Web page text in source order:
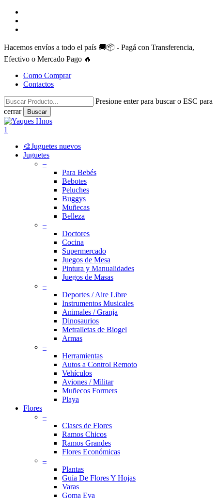
Skip
main
Hacemos envíos a todo el país 🚚📦 - Pagá con Transferencia,
Efectivo o Mercado Pago 🔥
Como Comprar
Contactos
Presione enter para buscar o ESC para
cerrar
Buscar
Close
Search
search
account
1
🎨Juguetes nuevos
Juguetes
–
Para Bebés
Bebotes
Peluches
Buggys
Muñecas
Belleza
–
Doctores
Cocina
Supermercado
Juegos de Mesa
Pintura y Manualidades
Juegos de Masas
–
Deportes / Aire Libre
Instrumentos Musicales
Animales / Granja
Dinosaurios
Metralletas de Biogel
Armas
–
Herramientas
Autos a Control Remoto
Vehículos
Aviones / Militar
Muñecos Formers
Playa
Flores
–
Clases de Flores
Ramos Chicos
Ramos Grandes
Flores Económicas
–
Plantas
Guía De Flores Y Hojas
Varas
Goma Eva